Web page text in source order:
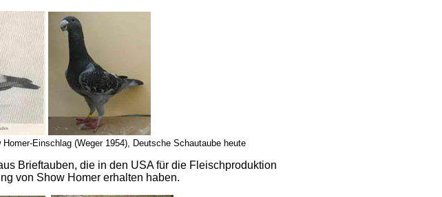
Einschlag (Weger 1954), Deutsche Schautaube heute
Brieftauben, die in den USA für die Fleischproduktion
von Show Homer erhalten haben.